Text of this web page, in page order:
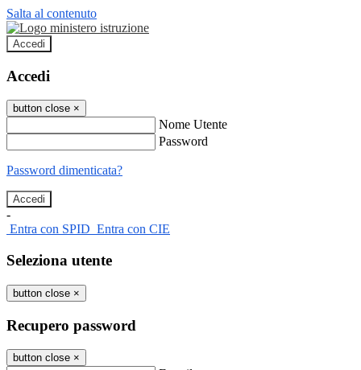
Salta al contenuto
Accedi
Accedi
button close ×
Nome Utente
Password
Password dimenticata?
-
Entra con SPID Entra con CIE
Seleziona utente
button close ×
Recupero password
button close ×